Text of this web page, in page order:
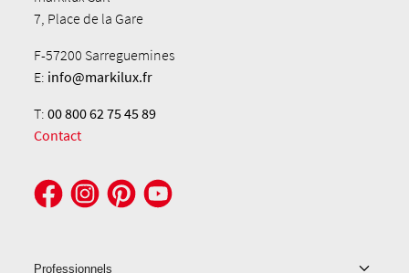
7, Place de la Gare
F-57200 Sarreguemines
E: info@markilux.fr
T:00 800 62 75 45 89
Contact
Professionnels